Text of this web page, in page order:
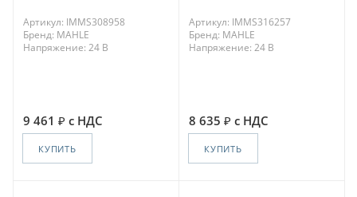
Артикул: IMMS308958
Бренд: MAHLE
Напряжение: 24 В
9 461 с НДС
КУПИТЬ
Артикул: IMMS316257
Бренд: MAHLE
Напряжение: 24 В
8 635 с НДС
КУПИТЬ